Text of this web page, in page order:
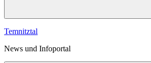
Temnitztal
News und Infoportal